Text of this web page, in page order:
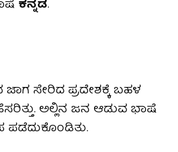
ಕನ್ನಡ.
ಸೇರಿದ ಪ್ರದೇಶಕ್ಕೆ ಬಹಳ
ಅಲ್ಲಿನ ಜನ ಆಡುವ ಭಾಷೆ
ಪಡೆದುಕೊಂಡಿತು.